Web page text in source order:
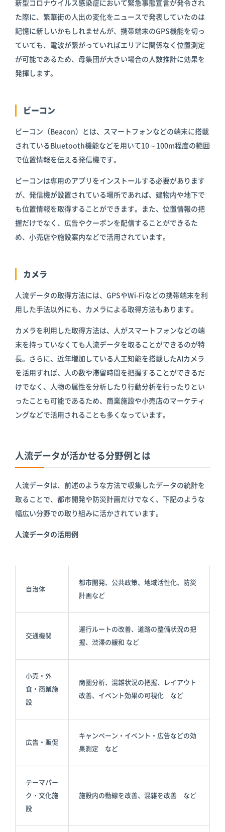
新型コロナウイルス感染症において緊急事態宣言が発令され
た際に、繁華街の人出の変化をニュースで発表していたのは
記憶に新しいかもしれませんが、携帯端末のGPS機能を切っ
ていても、電波が繋がっていればエリアに関係なく位置測定
が可能であるため、母集団が大きい場合の人数推計に効果を
発揮します。
ビーコン
ビーコン（Beacon）とは、スマートフォンなどの端末に搭載
されているBluetooth機能などを用いて10～100m程度の範囲
で位置情報を伝える発信機です。
ビーコンは専用のアプリをインストールする必要があります
が、発信機が設置されている場所であれば、建物内や地下で
も位置情報を取得することができます。また、位置情報の把
握だけでなく、広告やクーポンを配信することができるた
め、小売店や施設案内などで活用されています。
カメラ
人流データの取得方法には、GPSやWi-Fiなどの携帯端末を利
用した手法以外にも、カメラによる取得方法もあります。
カメラを利用した取得方法は、人がスマートフォンなどの端
末を持っていなくても人流データを取ることができるのが特
長。さらに、近年増加している人工知能を搭載したAIカメラ
を活用すれば、人の数や滞留時間を把握することができるだ
けでなく、人物の属性を分析したり行動分析を行ったりとい
ったことも可能であるため、商業施設や小売店のマーケティ
ングなどで活用されることも多くなっています。
人流データが活かせる分野例とは
人流データは、前述のような方法で収集したデータの統計を
取ることで、都市開発や防災計画だけでなく、下記のような
幅広い分野での取り組みに活かされています。
人流データの活用例
自治体
都市開発、公共政策、地域活性化、防災
計画など
交通機関
運行ルートの改善、道路の整備状況の把
握、渋滞の緩和 など
小売・外
食・商業施
設
商圏分析、混雑状況の把握、レイアウト
改善、イベント効果の可視化 など
広告・販促
キャンペーン・イベント・広告などの効
果測定 など
テーマパー
ク・文化施
設
施設内の動線を改善、混雑を改善 など